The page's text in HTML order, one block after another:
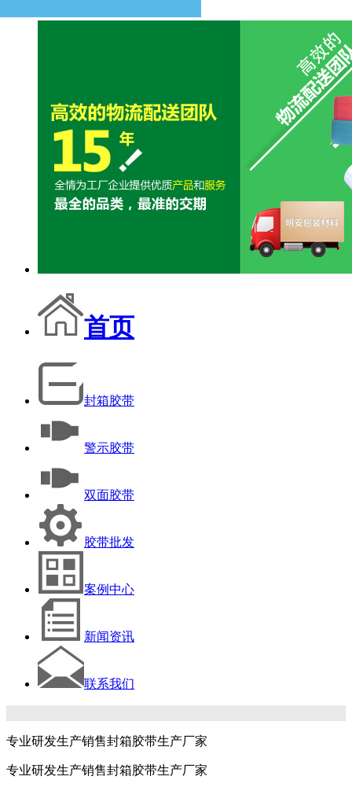
首页
封箱胶带
警示胶带
双面胶带
胶带批发
案例中心
新闻资讯
联系我们
专业研发生产销售封箱胶带生产厂家
专业研发生产销售封箱胶带生产厂家